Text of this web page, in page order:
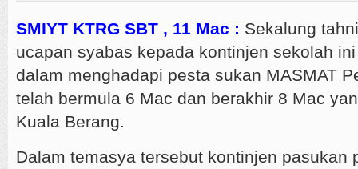
SMIYT KTRG SBT , 11 Mac : Sekalung
ucapan syabas kepada kontinjen sekolah
dalam menghadapi pesta sukan MASMAT
telah bermula 6 Mac dan berakhir 8 Mac
Kuala Berang.
Dalam temasya tersebut kontinjen pasukan